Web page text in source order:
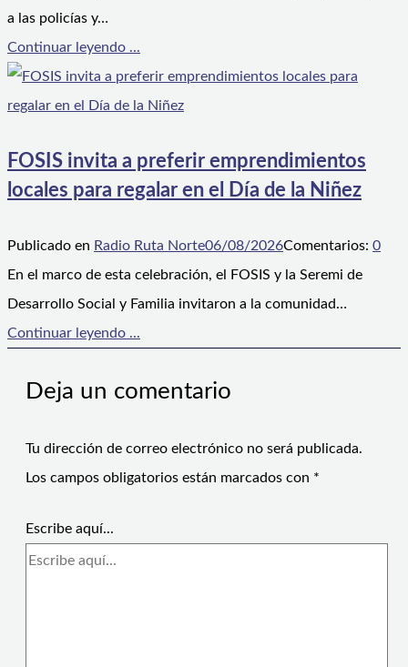
a las policías y…
Continuar leyendo ...
FOSIS invita a preferir emprendimientos
locales para regalar en el Día de la Niñez
Publicado en Radio Ruta Norte06/08/2026Comentarios: 0
En el marco de esta celebración, el FOSIS y la Seremi de
Desarrollo Social y Familia invitaron a la comunidad…
Continuar leyendo ...
Deja un comentario
Tu dirección de correo electrónico no será publicada.
Los campos obligatorios están marcados con *
Escribe aquí...